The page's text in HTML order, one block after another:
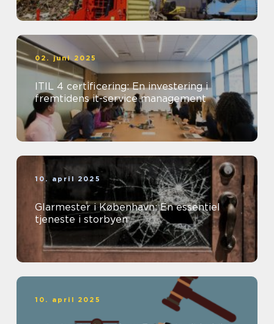
02. juni 2025
ITIL 4 certificering: En investering i
fremtidens it-service management
10. april 2025
Glarmester i København: En essentiel
tjeneste i storbyen
10. april 2025